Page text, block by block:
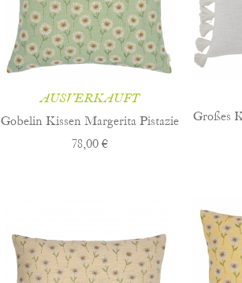
AUSVERKAUFT
Gobelin Kissen Margerita Pistazie
78,00 €
Großes